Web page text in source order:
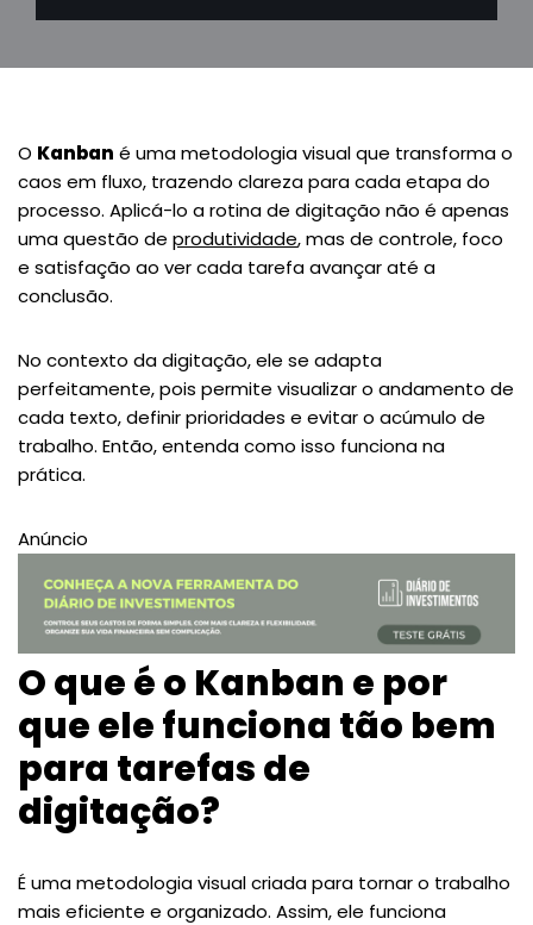
O Kanban é uma metodologia visual que transforma o
caos em fluxo, trazendo clareza para cada etapa do
processo. Aplicá-lo a rotina de digitação não é apenas
uma questão de produtividade, mas de controle, foco
e satisfação ao ver cada tarefa avançar até a
conclusão.
No contexto da digitação, ele se adapta
perfeitamente, pois permite visualizar o andamento de
cada texto, definir prioridades e evitar o acúmulo de
trabalho. Então, entenda como isso funciona na
prática.
Anúncio
O que é o Kanban e por
que ele funciona tão bem
para tarefas de
digitação?
É uma metodologia visual criada para tornar o trabalho
mais eficiente e organizado. Assim, ele funciona